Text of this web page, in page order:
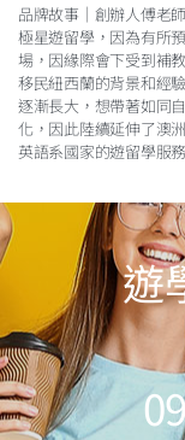
品牌故事｜創辦人傅老
極星遊留學，因為有所
場，因緣際會下受到補
移民紐西蘭的背景和經
逐漸長大，想帶著如同
化，因此陸續延伸了澳
英語系國家的遊留學服務
遊